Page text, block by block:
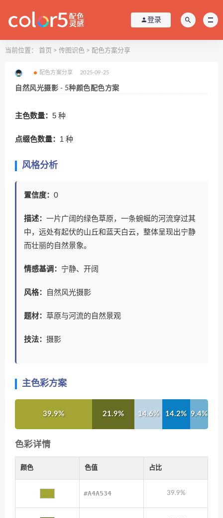
登录
当前位置： 首页 > 传图识色 > 配色方案分享
配色方案分享 2025-09-25
自然风光摄影 - 5种颜色配色方案
主色数量： 5 种
点缀色数量： 1 种
风格分析
置信度： 0
描述： 一片广阔的绿色草原，一条蜿蜒的河流穿过其
中，远处有起伏的山丘和蓝天白云，整体呈现出宁静
而壮丽的自然景象。
情感基调： 宁静、开阔
风格： 自然风光摄影
题材： 草原与河流的自然景观
技法： 摄影
主色彩方案
39.9% 21.9% 14.6% 14.2% 9.4%
色彩详情
颜色 色值 占比
#A4A534 39.9%